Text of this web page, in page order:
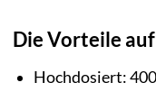
Die Vorteile
Hochdosiert: